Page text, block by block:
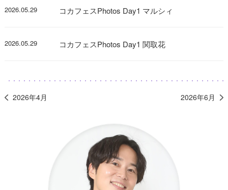
2026.05.29 コカフェスPhotos Day1 マルシィ
2026.05.29 コカフェスPhotos Day1 関取花
2026年4月 2026年6月